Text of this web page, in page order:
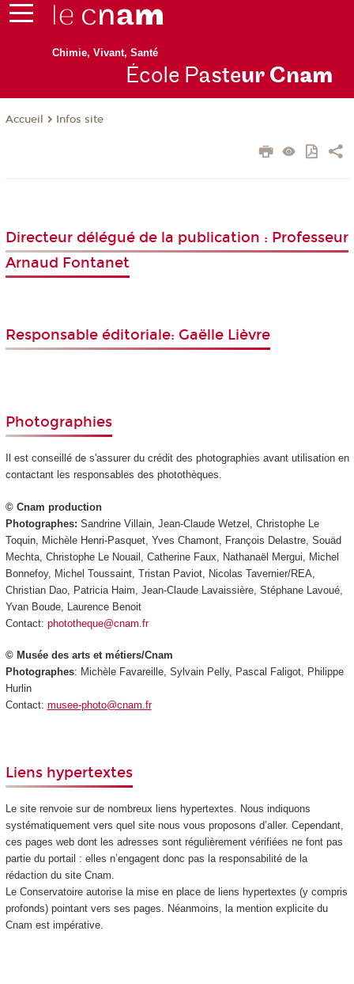
Chimie, Vivant, Santé
École Pasteur Cnam
Accueil Infos site
Directeur délégué de la publication : Professeur
Arnaud Fontanet
Responsable éditoriale: Gaëlle Lièvre
Photographies
Il est conseillé de s'assurer du crédit des photographies avant utilisation en
contactant les responsables des photothèques.
© Cnam production
Photographes: Sandrine Villain, Jean-Claude Wetzel, Christophe Le
Toquin, Michèle Henri-Pasquet, Yves Chamont, François Delastre, Souäd
Mechta, Christophe Le Nouail, Catherine Faux, Nathanaël Mergui, Michel
Bonnefoy, Michel Toussaint, Tristan Paviot, Nicolas Tavernier/REA,
Christian Dao, Patricia Haim, Jean-Claude Lavaissière, Stéphane Lavoué,
Yvan Boude, Laurence Benoit
Contact: phototheque@cnam.fr
© Musée des arts et métiers/Cnam
Photographes: Michèle Favareille, Sylvain Pelly, Pascal Faligot, Philippe
Hurlin
Contact: musee-photo@cnam.fr
Liens hypertextes
Le site renvoie sur de nombreux liens hypertextes. Nous indiquons
systématiquement vers quel site nous vous proposons d’aller. Cependant,
ces pages web dont les adresses sont régulièrement vérifiées ne font pas
partie du portail : elles n’engagent donc pas la responsabilité de la
rédaction du site Cnam.
Le Conservatoire autorise la mise en place de liens hypertextes (y compris
profonds) pointant vers ses pages. Néanmoins, la mention explicite du
Cnam est impérative.